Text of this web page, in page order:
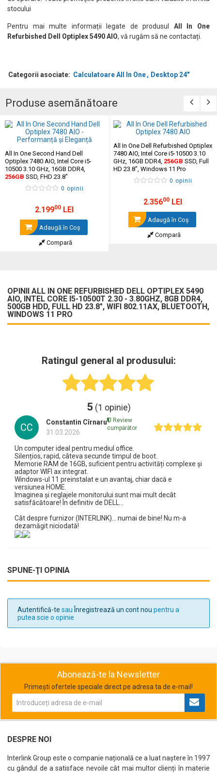
stocului
Pentru mai multe informații legate de produsul All In One
Refurbished Dell Optiplex 5490 AIO, vă rugăm să ne contactați.
Categorii asociate: Calculatoare All In One Desktop 24"
Produse asemănătoare
All In One Second Hand Dell
Optiplex 7480 AIO, Intel Core i5-
10500 3.10 GHz, 16GB DDR4,
256GB SSD, FHD 23.8"
0 opinii
2.19900 LEI
Adaugă în Coş
Compară
All In One Dell Refurbished Optiplex
7480 AIO, Intel Core i5-10500 3.10
GHz, 16GB DDR4, 256GB SSD, Full
HD 23.8", Windows 11 Pro
0 opinii
2.35600 LEI
Adaugă în Coş
Compară
OPINII ALL IN ONE REFURBISHED DELL OPTIPLEX 5490
AIO, INTEL CORE I5-10500T 2.30 - 3.80GHZ, 8GB DDR4,
500GB HDD, FULL HD 23.8", WIFI ‎802.11AX, BLUETOOTH,
WINDOWS 11 PRO
Ratingul general al produsului:
5 (1 opinie)
CC
Constantin Cîrnaru
31.03.2026
Review
cumpărător
Un computer ideal pentru mediul office.
Silențios, rapid, câteva secunde timpul de boot.
Memorie RAM de 16GB, suficient pentru activități complexe și
adaptor WIFI ax integrat.
Windows-ul 11 preinstalat e un avantaj, chiar dacă e
versiunea HOME.
Imaginea și reglajele monitorului sunt mai mult decât
satisfăcătoare! În definitiv de DELL...
Cât despre furnizor (INTERLINK)... numai de bine! Nu m-a
dezamăgit niciodată!
SPUNE-ŢI OPINIA
Autentifică-te sau Înregistrează un cont nou pentru a
putea scie o opinie
Abonează-te la Newsletter
Primești ofertele speciale direct pe adresa ta de e-mail!
DESPRE NOI
Interlink Group este o companie națională ce a luat naștere în 1997
cu gândul de a satisface nevoile cât mai multor clienți în materie